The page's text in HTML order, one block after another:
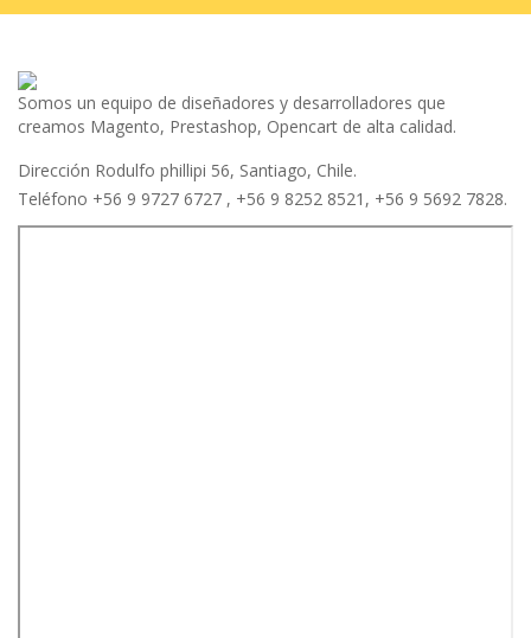
Somos un equipo de diseñadores y desarrolladores que
creamos Magento, Prestashop, Opencart de alta calidad.
Dirección Rodulfo phillipi 56, Santiago, Chile.
Teléfono +56 9 9727 6727 , +56 9 8252 8521, +56 9 5692 7828.